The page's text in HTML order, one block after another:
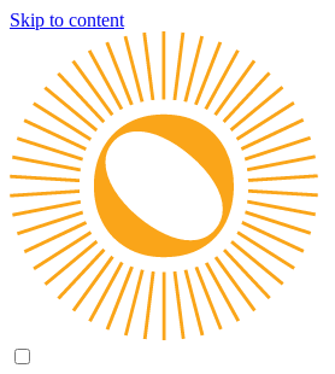
Skip to content